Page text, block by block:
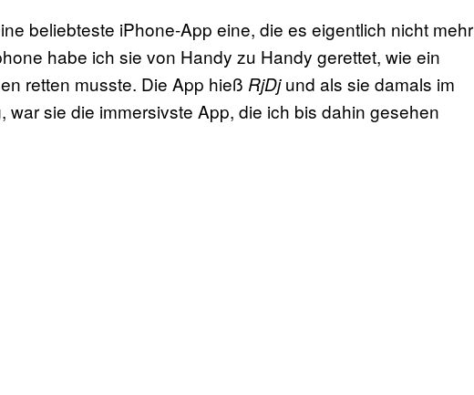
beliebteste iPhone-App eine, die es eigentlich nicht mehr
habe ich sie von Handy zu Handy gerettet, wie ein
retten musste. Die App hieß RjDjund als sie damals im
war sie die immersivste App, die ich bis dahin gesehen